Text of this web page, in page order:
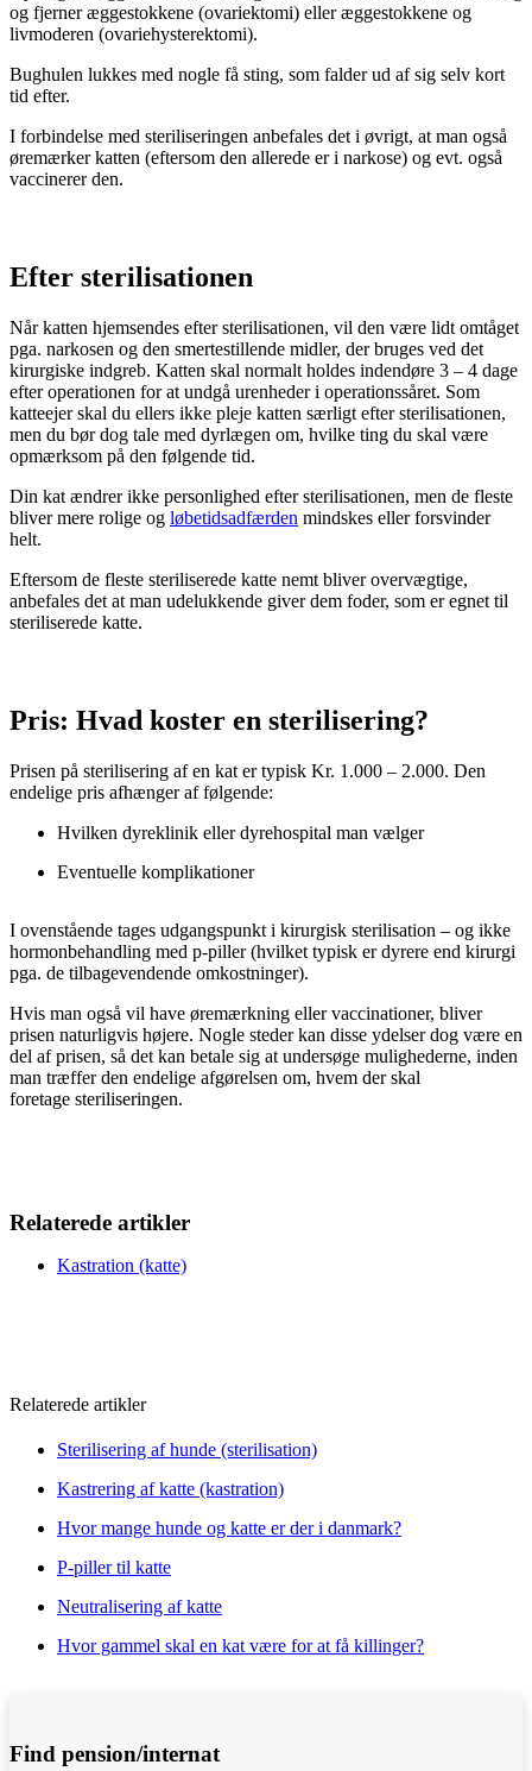
og fjerner æggestokkene (ovariektomi) eller æggestokkene og
livmoderen (ovariehysterektomi).
Bughulen lukkes med nogle få sting, som falder ud af sig selv kort
tid efter.
I forbindelse med steriliseringen anbefales det i øvrigt, at man også
øremærker katten (eftersom den allerede er i narkose) og evt. også
vaccinerer den.
Efter sterilisationen
Når katten hjemsendes efter sterilisationen, vil den være lidt omtåget
pga. narkosen og den smertestillende midler, der bruges ved det
kirurgiske indgreb. Katten skal normalt holdes indendøre 3 – 4 dage
efter operationen for at undgå urenheder i operationssåret. Som
katteejer skal du ellers ikke pleje katten særligt efter sterilisationen,
men du bør dog tale med dyrlægen om, hvilke ting du skal være
opmærksom på den følgende tid.
Din kat ændrer ikke personlighed efter sterilisationen, men de fleste
bliver mere rolige og løbetidsadfærden mindskes eller forsvinder
helt.
Eftersom de fleste steriliserede katte nemt bliver overvægtige,
anbefales det at man udelukkende giver dem foder, som er egnet til
steriliserede katte.
Pris: Hvad koster en sterilisering?
Prisen på sterilisering af en kat er typisk Kr. 1.000 – 2.000. Den
endelige pris afhænger af følgende:
Hvilken dyreklinik eller dyrehospital man vælger
Eventuelle komplikationer
I ovenstående tages udgangspunkt i kirurgisk sterilisation – og ikke
hormonbehandling med p-piller (hvilket typisk er dyrere end kirurgi
pga. de tilbagevendende omkostninger).
Hvis man også vil have øremærkning eller vaccinationer, bliver
prisen naturligvis højere. Nogle steder kan disse ydelser dog være en
del af prisen, så det kan betale sig at undersøge mulighederne, inden
man træffer den endelige afgørelsen om, hvem der skal
foretage steriliseringen.
Relaterede artikler
Kastration (katte)
Relaterede artikler
Sterilisering af hunde (sterilisation)
Kastrering af katte (kastration)
Hvor mange hunde og katte er der i danmark?
P-piller til katte
Neutralisering af katte
Hvor gammel skal en kat være for at få killinger?
Find pension/internat